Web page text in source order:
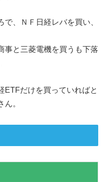
、ＮＦ日経レバを買い、
事と三菱電機を買うも下落
ETFだけを買っていればと
。